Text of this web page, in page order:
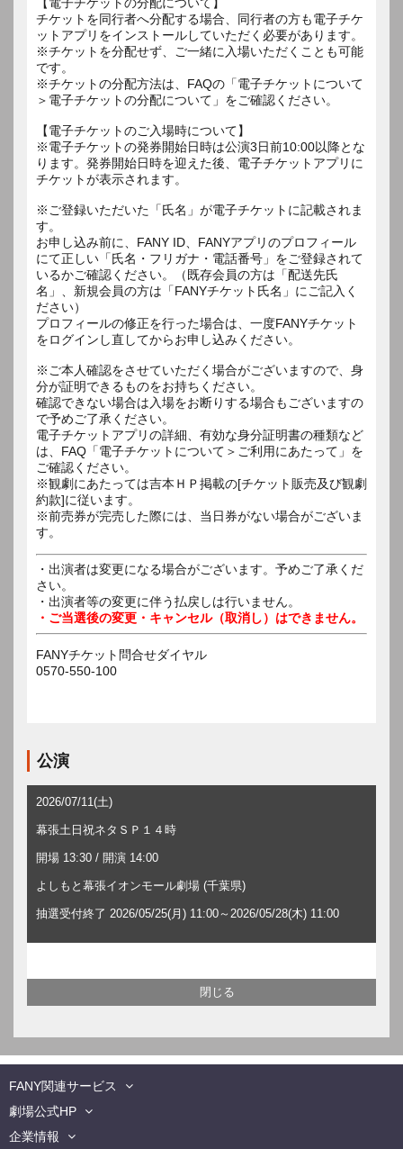
チケットを同行者へ分配する場合、同行者の方も電子チケ
ットアプリをインストールしていただく必要があります。
※チケットを分配せず、ご一緒に入場いただくことも可能
です。
※チケットの分配方法は、FAQの「電子チケットについて
＞電子チケットの分配について」をご確認ください。
【電子チケットのご入場時について】
※電子チケットの発券開始日時は公演3日前10:00以降とな
ります。発券開始日時を迎えた後、電子チケットアプリに
チケットが表示されます。
※ご登録いただいた「氏名」が電子チケットに記載されま
す。
お申し込み前に、FANY ID、FANYアプリのプロフィール
にて正しい「氏名・フリガナ・電話番号」をご登録されて
いるかご確認ください。（既存会員の方は「配送先氏
名」、新規会員の方は「FANYチケット氏名」にご記入く
ださい）
プロフィールの修正を行った場合は、一度FANYチケット
をログインし直してからお申し込みください。
※ご本人確認をさせていただく場合がございますので、身
分が証明できるものをお持ちください。
確認できない場合は入場をお断りする場合もございますの
で予めご了承ください。
電子チケットアプリの詳細、有効な身分証明書の種類など
は、FAQ「電子チケットについて＞ご利用にあたって」を
ご確認ください。
※観劇にあたっては吉本ＨＰ掲載の[チケット販売及び観劇
約款]に従います。
※前売券が完売した際には、当日券がない場合がございま
す。
・出演者は変更になる場合がございます。予めご了承くだ
さい。
・出演者等の変更に伴う払戻しは行いません。
・ご当選後の変更・キャンセル（取消し）はできません。
FANYチケット問合せダイヤル
0570-550-100
公演
2026/07/11(土)
幕張土日祝ネタＳＰ１４時
開場 13:30 / 開演 14:00
よしもと幕張イオンモール劇場 (千葉県)
抽選受付終了 2026/05/25(月) 11:00～2026/05/28(木) 11:00
FANY関連サービス
劇場公式HP
企業情報